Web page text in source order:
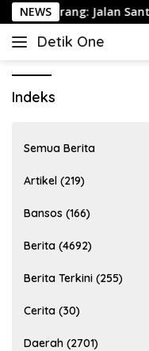
Langsung
ke
konten
NEWS
Semarang: Jalan Santai,
Detik One
Tajam
Indeks
Semua Berita
Artikel (219)
Bansos (166)
Berita (4692)
Berita Terkini (255)
Cerita (30)
Daerah (2701)